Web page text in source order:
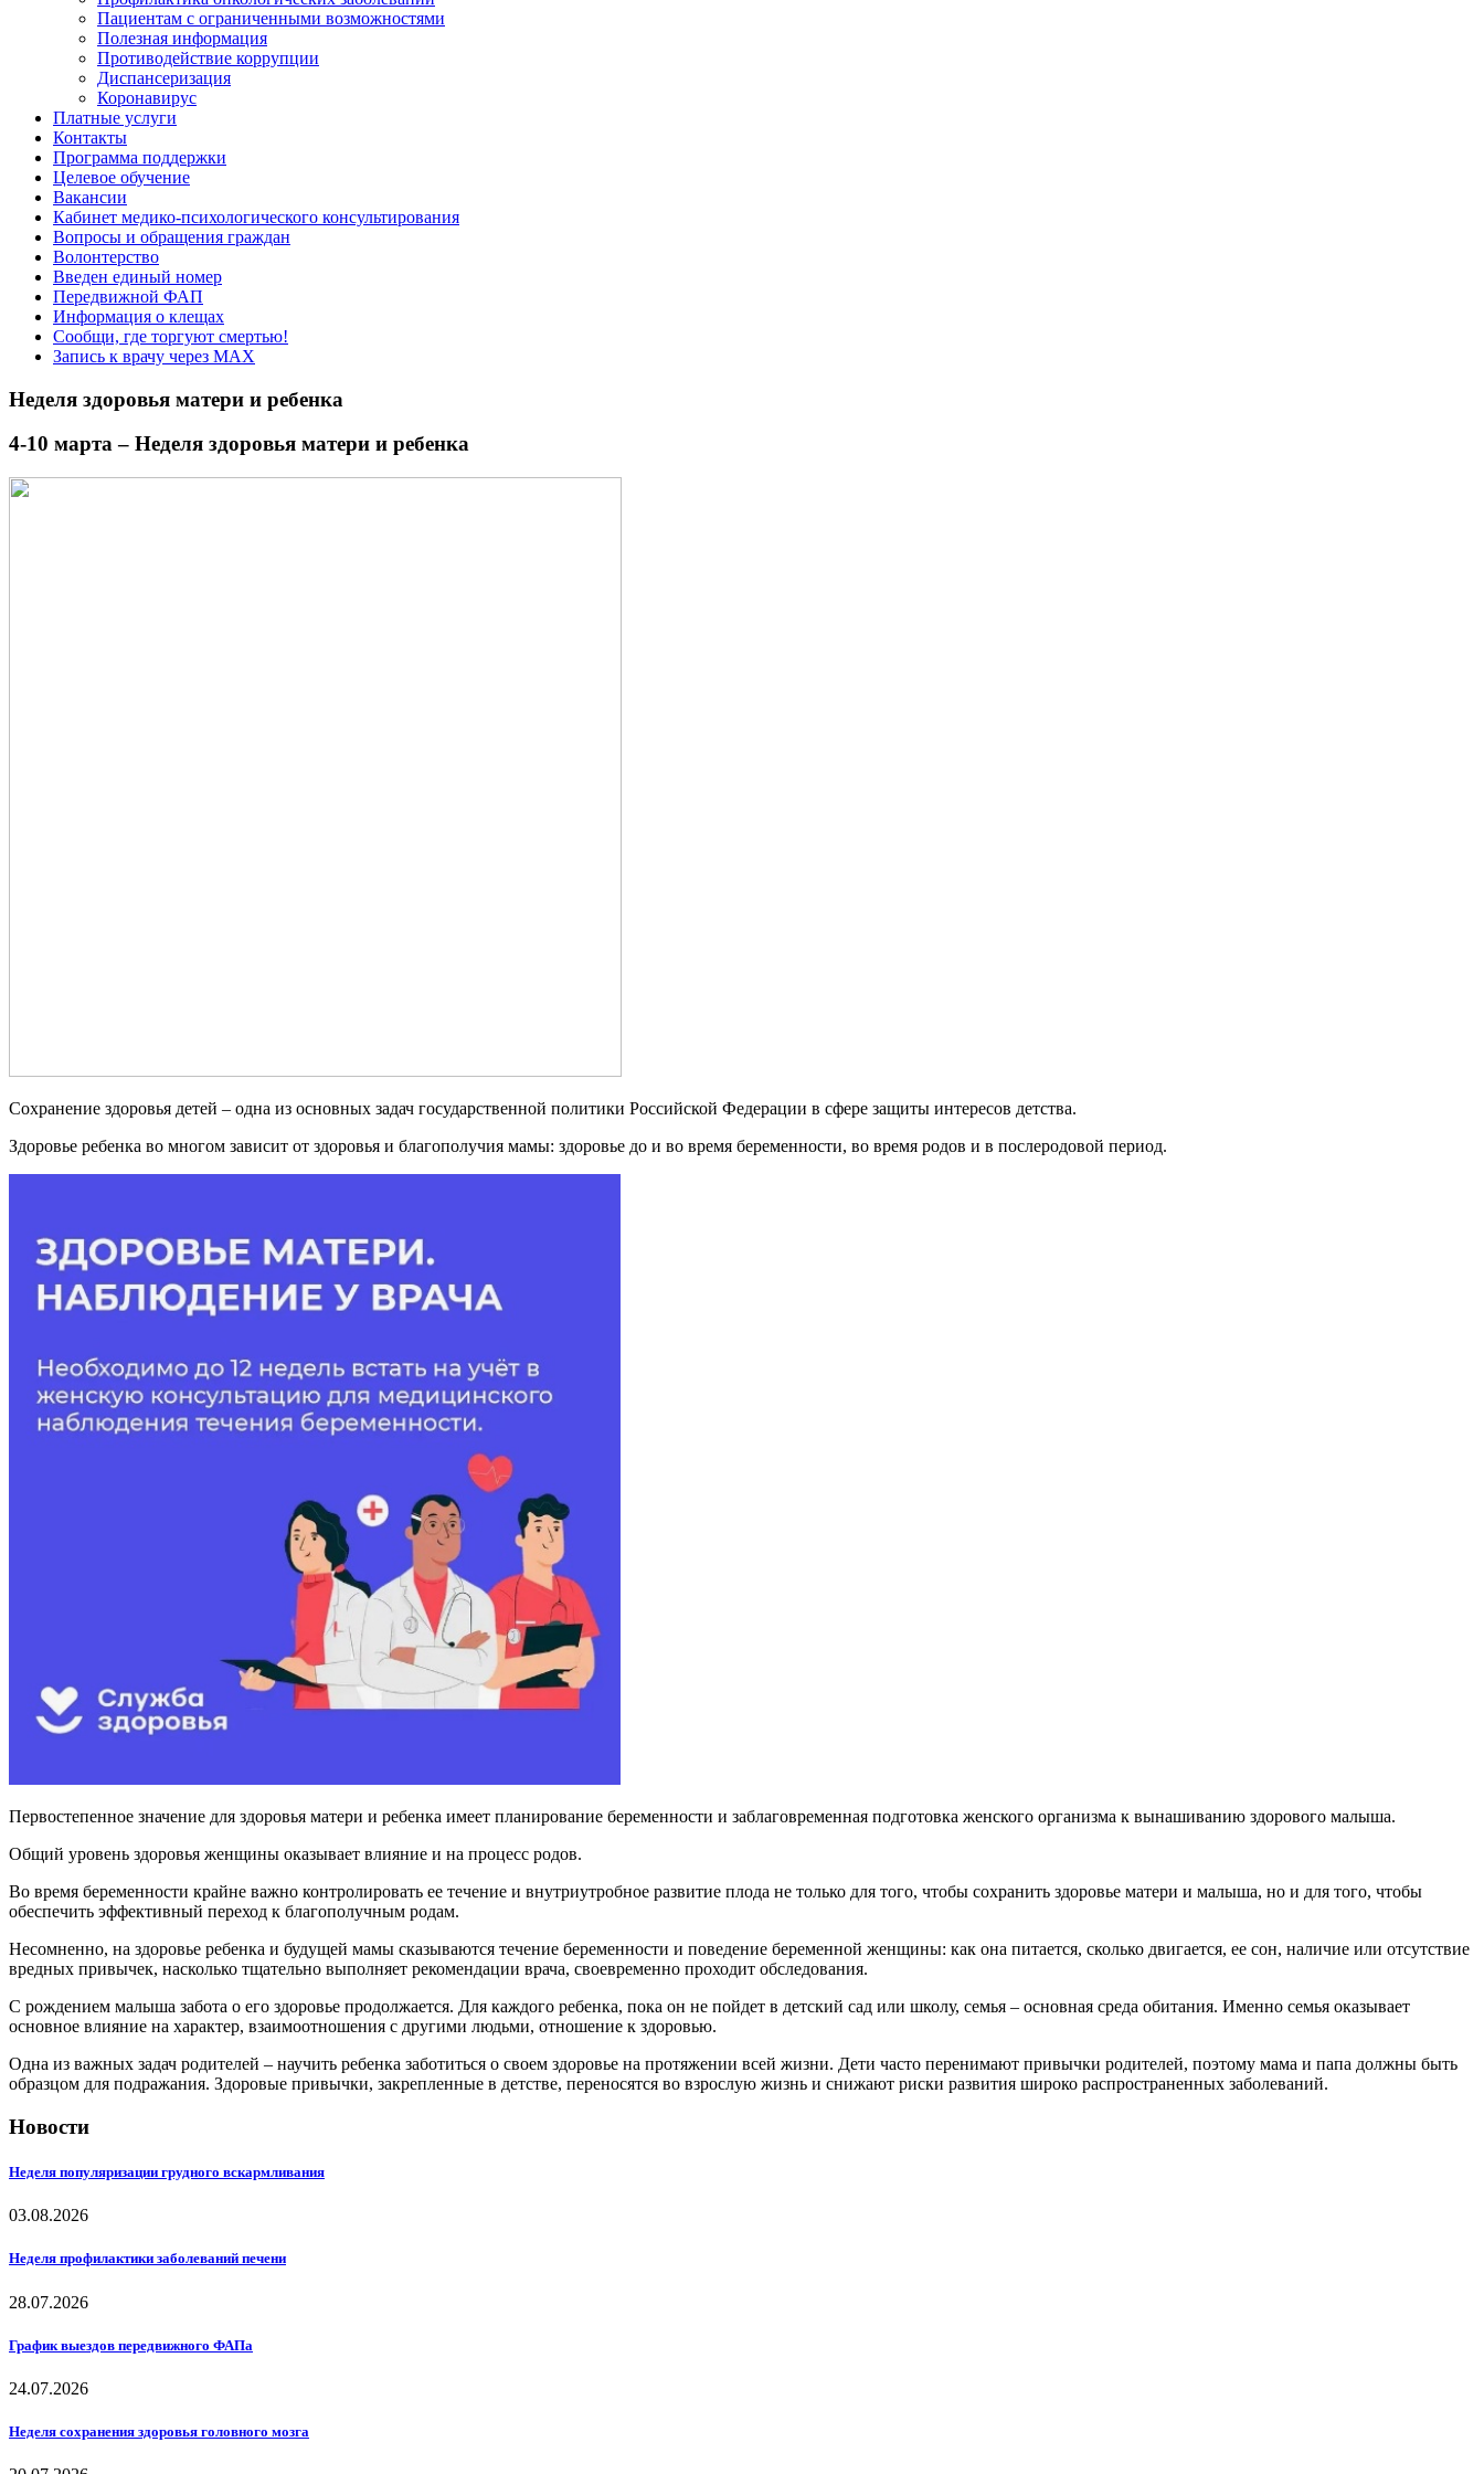
Пациентам с ограниченными возможностями
Полезная информация
Противодействие коррупции
Диспансеризация
Коронавирус
Платные услуги
Контакты
Программа поддержки
Целевое обучение
Вакансии
Кабинет медико-психологического консультирования
Вопросы и обращения граждан
Волонтерство
Введен единый номер
Передвижной ФАП
Информация о клещах
Сообщи, где торгуют смертью!
Запись к врачу через МАХ
Неделя здоровья матери и ребенка
4-10 марта – Неделя здоровья матери и ребенка
Сохранение здоровья детей – одна из основных задач государственной политики Российской Федерации в сфере защиты интересов детства.
Здоровье ребенка во многом зависит от здоровья и благополучия мамы: здоровье до и во время беременности, во время родов и в послеродовой период.
Первостепенное значение для здоровья матери и ребенка имеет планирование беременности и заблаговременная подготовка женского организма к вынашиванию здорового малыша.
Общий уровень здоровья женщины оказывает влияние и на процесс родов.
Во время беременности крайне важно контролировать ее течение и внутриутробное развитие плода не только для того, чтобы сохранить здоровье матери и малыша, но и для того, чтобы
обеспечить эффективный переход к благополучным родам.
Несомненно, на здоровье ребенка и будущей мамы сказываются течение беременности и поведение беременной женщины: как она питается, сколько двигается, ее сон, наличие или отсутствие
вредных привычек, насколько тщательно выполняет рекомендации врача, своевременно проходит обследования.
С рождением малыша забота о его здоровье продолжается. Для каждого ребенка, пока он не пойдет в детский сад или школу, семья – основная среда обитания. Именно семья оказывает
основное влияние на характер, взаимоотношения с другими людьми, отношение к здоровью.
Одна из важных задач родителей – научить ребенка заботиться о своем здоровье на протяжении всей жизни. Дети часто перенимают привычки родителей, поэтому мама и папа должны быть
образцом для подражания. Здоровые привычки, закрепленные в детстве, переносятся во взрослую жизнь и снижают риски развития широко распространенных заболеваний.
Новости
Неделя популяризации грудного вскармливания
03.08.2026
Неделя профилактики заболеваний печени
28.07.2026
График выездов передвижного ФАПа
24.07.2026
Неделя сохранения здоровья головного мозга